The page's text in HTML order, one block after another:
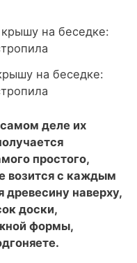
на беседке:
деле их
простого,
возится с каждым
древесину наверху,
доски,
формы,